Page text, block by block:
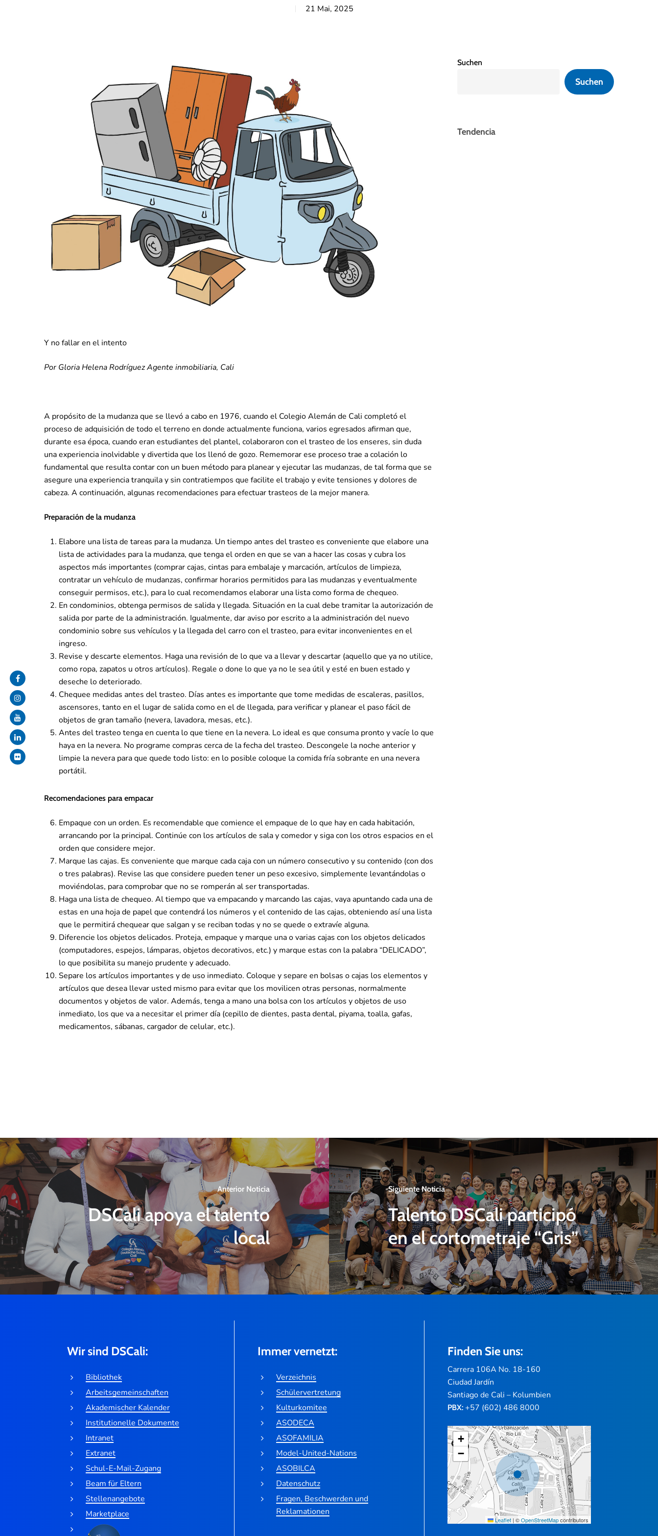
21 Mai, 2025
Y no fallar en el intento
Por Gloria Helena Rodríguez Agente inmobiliaria, Cali
A propósito de la mudanza que se llevó a cabo en 1976, cuando el Colegio Alemán de Cali completó el
proceso de adquisición de todo el terreno en donde actualmente funciona, varios egresados afirman que,
durante esa época, cuando eran estudiantes del plantel, colaboraron con el trasteo de los enseres, sin duda
una experiencia inolvidable y divertida que los llenó de gozo. Rememorar ese proceso trae a colación lo
fundamental que resulta contar con un buen método para planear y ejecutar las mudanzas, de tal forma que se
asegure una experiencia tranquila y sin contratiempos que facilite el trabajo y evite tensiones y dolores de
cabeza. A continuación, algunas recomendaciones para efectuar trasteos de la mejor manera.
Preparación de la mudanza
Elabore una lista de tareas para la mudanza. Un tiempo antes del trasteo es conveniente que elabore una
lista de actividades para la mudanza, que tenga el orden en que se van a hacer las cosas y cubra los
aspectos más importantes (comprar cajas, cintas para embalaje y marcación, artículos de limpieza,
contratar un vehículo de mudanzas, confirmar horarios permitidos para las mudanzas y eventualmente
conseguir permisos, etc.), para lo cual recomendamos elaborar una lista como forma de chequeo.
En condominios, obtenga permisos de salida y llegada. Situación en la cual debe tramitar la autorización de
salida por parte de la administración. Igualmente, dar aviso por escrito a la administración del nuevo
condominio sobre sus vehículos y la llegada del carro con el trasteo, para evitar inconvenientes en el
ingreso.
Revise y descarte elementos. Haga una revisión de lo que va a llevar y descartar (aquello que ya no utilice,
como ropa, zapatos u otros artículos). Regale o done lo que ya no le sea útil y esté en buen estado y
deseche lo deteriorado.
Chequee medidas antes del trasteo. Días antes es importante que tome medidas de escaleras, pasillos,
ascensores, tanto en el lugar de salida como en el de llegada, para verificar y planear el paso fácil de
objetos de gran tamaño (nevera, lavadora, mesas, etc.).
Antes del trasteo tenga en cuenta lo que tiene en la nevera. Lo ideal es que consuma pronto y vacíe lo que
haya en la nevera. No programe compras cerca de la fecha del trasteo. Descongele la noche anterior y
limpie la nevera para que quede todo listo: en lo posible coloque la comida fría sobrante en una nevera
portátil.
Recomendaciones para empacar
Empaque con un orden. Es recomendable que comience el empaque de lo que hay en cada habitación,
arrancando por la principal. Continúe con los artículos de sala y comedor y siga con los otros espacios en el
orden que considere mejor.
Marque las cajas. Es conveniente que marque cada caja con un número consecutivo y su contenido (con dos
o tres palabras). Revise las que considere pueden tener un peso excesivo, simplemente levantándolas o
moviéndolas, para comprobar que no se romperán al ser transportadas.
Haga una lista de chequeo. Al tiempo que va empacando y marcando las cajas, vaya apuntando cada una de
estas en una hoja de papel que contendrá los números y el contenido de las cajas, obteniendo así una lista
que le permitirá chequear que salgan y se reciban todas y no se quede o extravíe alguna.
Diferencie los objetos delicados. Proteja, empaque y marque una o varias cajas con los objetos delicados
(computadores, espejos, lámparas, objetos decorativos, etc.) y marque estas con la palabra “DELICADO”,
lo que posibilita su manejo prudente y adecuado.
Separe los artículos importantes y de uso inmediato. Coloque y separe en bolsas o cajas los elementos y
artículos que desea llevar usted mismo para evitar que los movilicen otras personas, normalmente
documentos y objetos de valor. Además, tenga a mano una bolsa con los artículos y objetos de uso
inmediato, los que va a necesitar el primer día (cepillo de dientes, pasta dental, piyama, toalla, gafas,
medicamentos, sábanas, cargador de celular, etc.).
Suchen
Suchen
Tendencia
Anterior Noticia
DSCali apoya el talento
local
Siguiente Noticia
Talento DSCali participó
en el cortometraje “Gris”
Wir sind DSCali:
Bibliothek
Arbeitsgemeinschaften
Akademischer Kalender
Institutionelle Dokumente
Intranet
Extranet
Schul-E-Mail-Zugang
Beam für Eltern
Stellenangebote
Marketplace
Immer vernetzt:
Verzeichnis
Schülervertretung
Kulturkomitee
ASODECA
ASOFAMILIA
Model-United-Nations
ASOBILCA
Datenschutz
Fragen, Beschwerden und
Reklamationen
Finden Sie uns:
Carrera 106A No. 18-160
Ciudad Jardín
Santiago de Cali – Kolumbien
PBX:+57 (602) 486 8000
+
−
Leaflet | ©OpenStreetMapcontributors